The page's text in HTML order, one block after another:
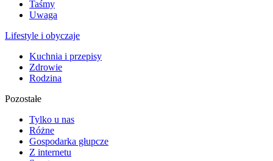
Taśmy
Uwaga
Lifestyle i obyczaje
Kuchnia i przepisy
Zdrowie
Rodzina
Pozostałe
Tylko u nas
Różne
Gospodarka głupcze
Z internetu